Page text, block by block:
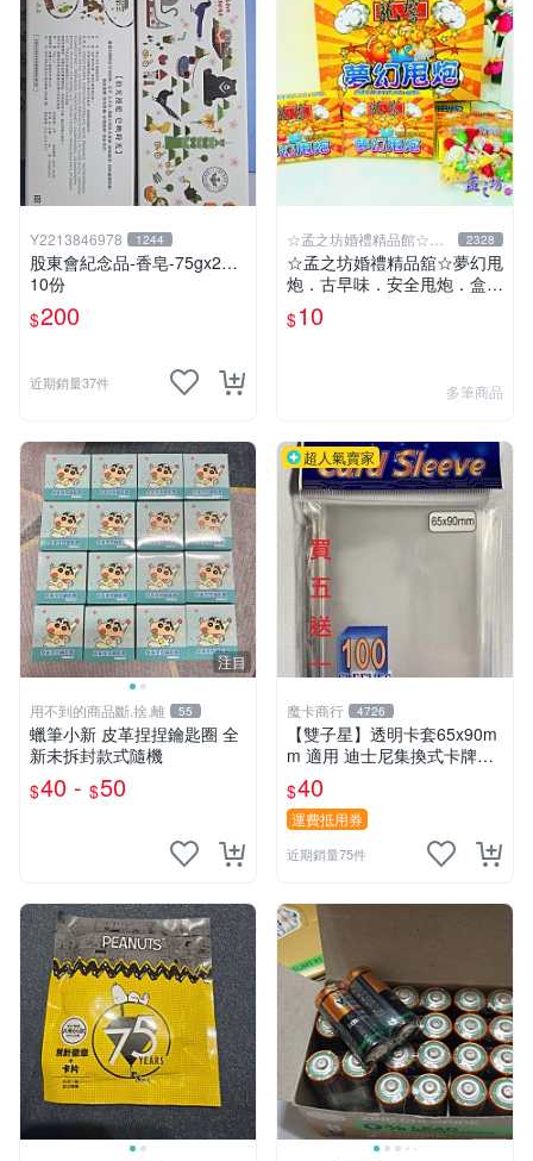
Y2213846978 1244
股東會紀念品-香皂-75gx2…
10份
$200
近期銷量37件
☆孟之坊婚禮精品館☆超
商取貨付款
2328
☆孟之坊婚禮精品舘☆夢幻甩
炮．古早味．安全甩炮．盒裝
甩炮 ．懷舊童玩 ．整人玩具
$10
多筆商品
注目
用不到的商品斷.捨.離 55
蠟筆小新 皮革捏捏鑰匙圈 全
新未拆封款式隨機
$40 - $50
超人氣賣家
魔卡商行 4726
【雙子星】透明卡套65x90m
m 適用 迪士尼集換式卡牌遊
戲 Disney Lorcana Reign of
Jafar
$40
運費抵用券
近期銷量75件